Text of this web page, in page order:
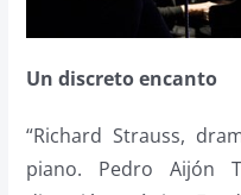
Un discreto encanto
“Richard Strauss,
piano. Pedro Aijón